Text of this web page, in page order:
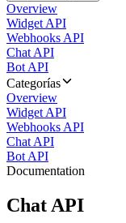
Overview
Widget API
Webhooks API
Chat API
Bot API
Categorías
Overview
Widget API
Webhooks API
Chat API
Bot API
Documentation
Chat API